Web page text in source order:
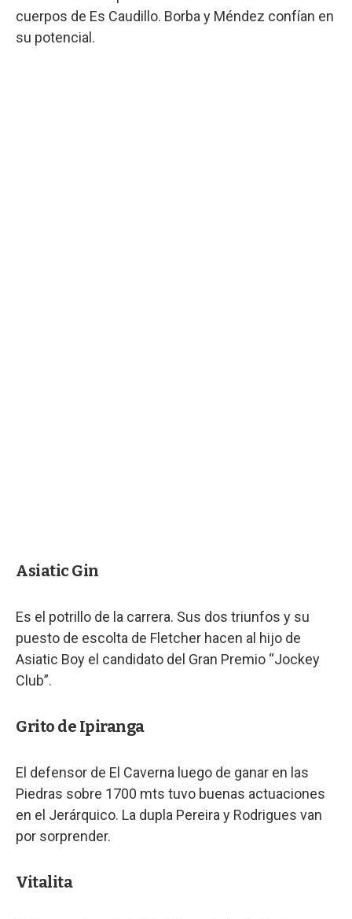
cuerpos de Es Caudillo. Borba y Méndez confían en
su potencial.
Asiatic Gin
Es el potrillo de la carrera. Sus dos triunfos y su
puesto de escolta de Fletcher hacen al hijo de
Asiatic Boy el candidato del Gran Premio “Jockey
Club”.
Grito de Ipiranga
El defensor de El Caverna luego de ganar en las
Piedras sobre 1700 mts tuvo buenas actuaciones
en el Jerárquico. La dupla Pereira y Rodrigues van
por sorprender.
Vitalita